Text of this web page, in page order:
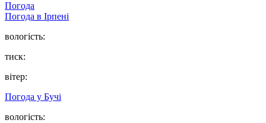
Погода
Погода в Ірпені
вологість:
тиск:
вітер:
Погода у Бучі
вологість: